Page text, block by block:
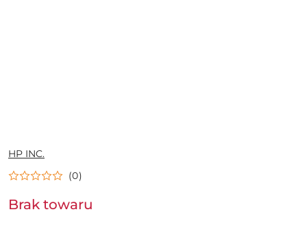
NAZWA
PRODUCENTA:
HP INC.
(0)
Brak towaru